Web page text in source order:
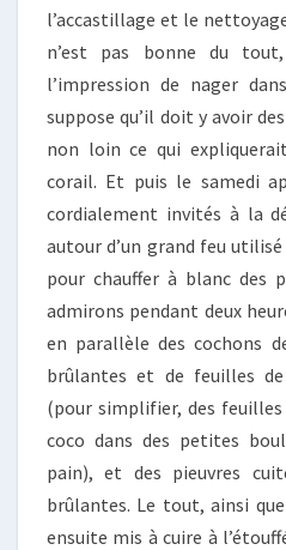
l’accastillage et le
n’est pas bonne du
l’impression de nager
suppose qu’il doit y avoir
non loin ce qui
corail. Et puis le samedi
cordialement invités à la
autour d’un grand feu
pour chauffer à blanc des
admirons pendant deux
en parallèle des cochons
brûlantes et de feuilles
(pour simplifier, des
coco dans des petites
pain), et des pieuvres
brûlantes. Le tout, ainsi
ensuite mis à cuire à